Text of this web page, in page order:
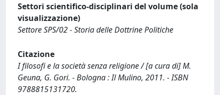
Settori scientifico-disciplinari del volume (sola
visualizzazione)
Settore SPS/02 - Storia delle Dottrine Politiche
Citazione
I filosofi e la società senza religione / [a cura di] M.
Geuna, G. Gori. - Bologna : Il Mulino, 2011. - ISBN
9788815131720.